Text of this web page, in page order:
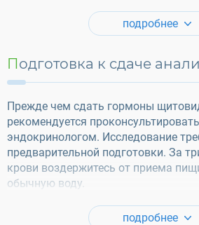
подробнее
Подготовка к сдаче
Прежде чем сдать гормоны
рекомендуется
эндокринологом. Исследование
предварительной подготовки. За
крови воздержитесь от приема
обычную воду.
подробнее